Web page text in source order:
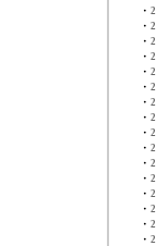
・
・
・
・
・
・
・
・
・
・
・
・
・
・
・
・